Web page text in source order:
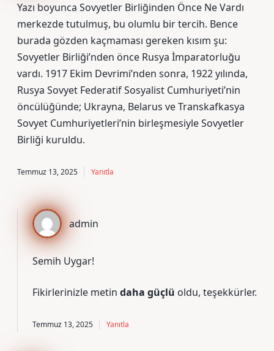
Yazı boyunca Sovyetler Birliğinden Önce Ne Vardı
merkezde tutulmuş, bu olumlu bir tercih. Bence
burada gözden kaçmaması gereken kısım şu:
Sovyetler Birliği’nden önce Rusya İmparatorluğu
vardı. 1917 Ekim Devrimi’nden sonra, 1922 yılında,
Rusya Sovyet Federatif Sosyalist Cumhuriyeti’nin
öncülüğünde; Ukrayna, Belarus ve Transkafkasya
Sovyet Cumhuriyetleri’nin birleşmesiyle Sovyetler
Birliği kuruldu.
Temmuz 13, 2025 Yanıtla
admin
Semih Uygar!
Fikirlerinizle metin daha güçlü oldu, teşekkürler.
Temmuz 13, 2025 Yanıtla